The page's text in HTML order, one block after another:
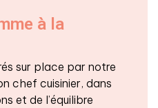
à la
sur place par notre
chef cuisinier, dans
et de l’équilibre